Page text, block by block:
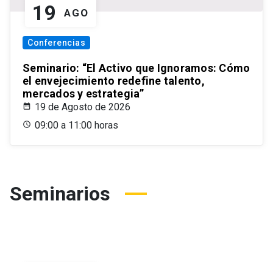
19 AGO
Conferencias
Seminario: “El Activo que Ignoramos: Cómo
el envejecimiento redefine talento,
mercados y estrategia”
19 de Agosto de 2026
09:00 a 11:00 horas
Seminarios